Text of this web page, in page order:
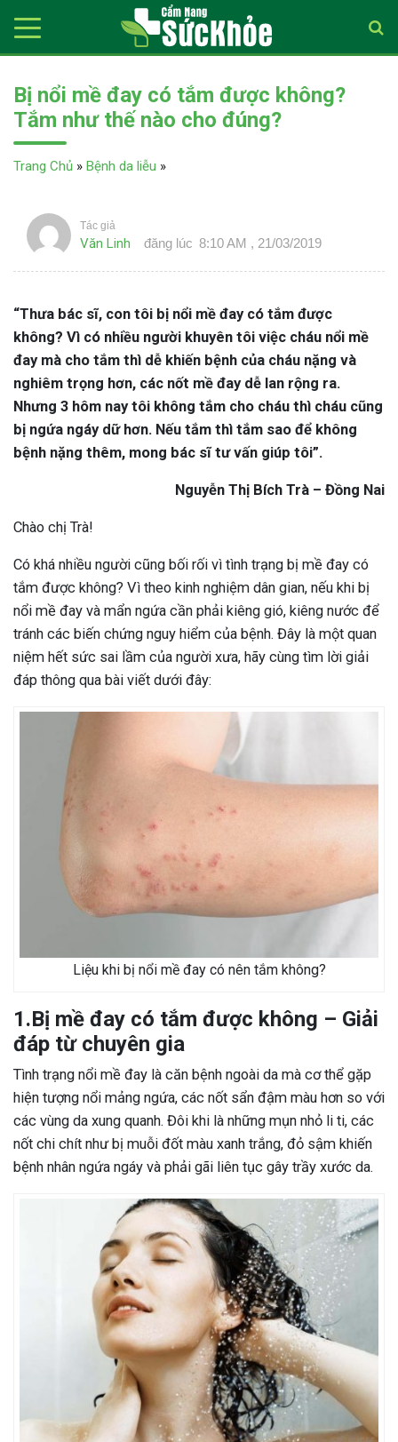
Bị nổi mề đay có tắm được không?
Tắm như thế nào cho đúng?
Trang Chủ » Bệnh da liễu »
Tác giả
Văn Linh đăng lúc 8:10 AM , 21/03/2019
“Thưa bác sĩ, con tôi bị nổi mề đay có tắm được
không? Vì có nhiều người khuyên tôi việc cháu nổi mề
đay mà cho tắm thì dễ khiến bệnh của cháu nặng và
nghiêm trọng hơn, các nốt mề đay dễ lan rộng ra.
Nhưng 3 hôm nay tôi không tắm cho cháu thì cháu cũng
bị ngứa ngáy dữ hơn. Nếu tắm thì tắm sao để không
bệnh nặng thêm, mong bác sĩ tư vấn giúp tôi”.
Nguyễn Thị Bích Trà – Đồng Nai
Chào chị Trà!
Có khá nhiều người cũng bối rối vì tình trạng bị mề đay có
tắm được không? Vì theo kinh nghiệm dân gian, nếu khi bị
nổi mề đay và mẩn ngứa cần phải kiêng gió, kiêng nước để
tránh các biến chứng nguy hiểm của bệnh. Đây là một quan
niệm hết sức sai lầm của người xưa, hãy cùng tìm lời giải
đáp thông qua bài viết dưới đây:
Liệu khi bị nổi mề đay có nên tắm không?
1.Bị mề đay có tắm được không – Giải
đáp từ chuyên gia
Tình trạng nổi mề đay là căn bệnh ngoài da mà cơ thể gặp
hiện tượng nổi mảng ngứa, các nốt sẩn đậm màu hơn so với
các vùng da xung quanh. Đôi khi là những mụn nhỏ li ti, các
nốt chi chít như bị muỗi đốt màu xanh trắng, đỏ sậm khiến
bệnh nhân ngứa ngáy và phải gãi liên tục gây trầy xước da.